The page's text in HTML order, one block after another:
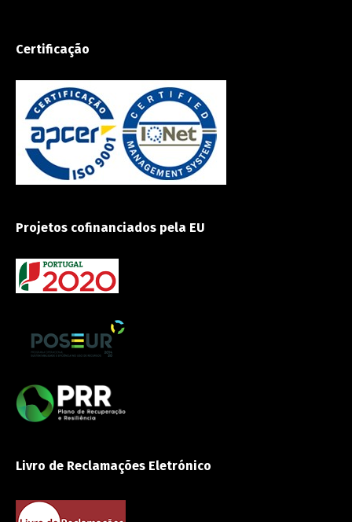
Certificação
Projetos cofinanciados pela EU
Livro de Reclamações Eletrónico